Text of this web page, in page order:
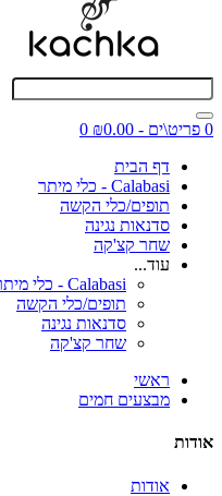
0 פריט\ים - ₪0.00
0
דף הבית
Calabasi - כלי מיתר
תופים/כלי הקשה
סדנאות נגינה
שחר קצ'קה
עוד...
Calabasi - כלי מיתר
תופים/כלי הקשה
סדנאות נגינה
שחר קצ'קה
ראשי
מבצעים חמים
אודות
אודות